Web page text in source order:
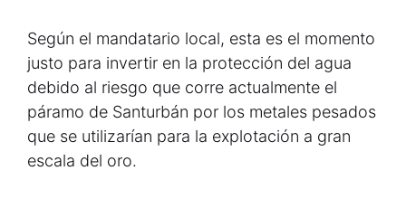
Según el mandatario local, esta es el momento
justo para invertir en la protección del agua
debido al riesgo que corre actualmente el
páramo de Santurbán por los metales pesados
que se utilizarían para la explotación a gran
escala del oro.